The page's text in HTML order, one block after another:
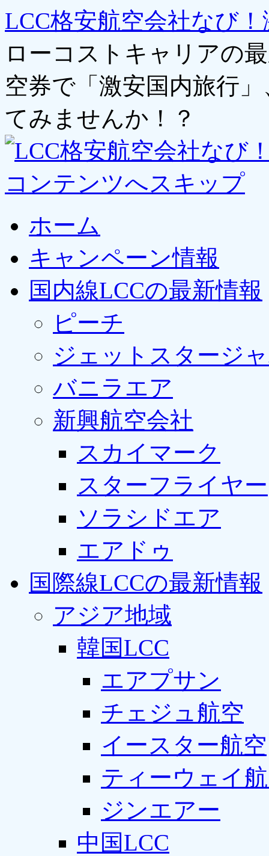
LCC格安航空会社なび
ローコストキャリアの
空券で「激安国内旅行
てみませんか！？
コンテンツへスキップ
ホーム
キャンペーン情報
国内線LCCの最新情報
ピーチ
ジェットスタージ
バニラエア
新興航空会社
スカイマーク
スターフライヤー
ソラシドエア
エアドゥ
国際線LCCの最新情報
アジア地域
韓国LCC
エアプサン
チェジュ航空
イースター航空
ティーウェイ
ジンエアー
中国LCC